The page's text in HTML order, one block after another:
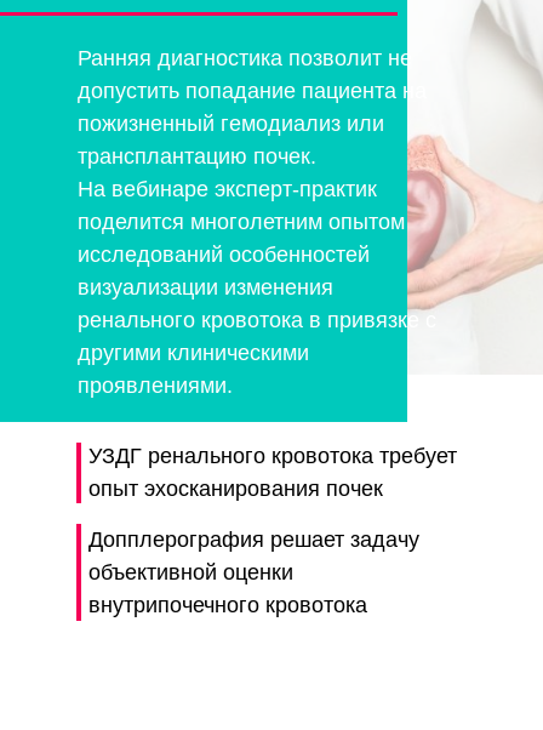
УЗДГ ренального кровотока требует
опыт эхосканирования почек
Ранняя диагностика позволит не
допустить попадание пациента на
пожизненный гемодиализ или
трансплантацию почек.
На вебинаре эксперт-практик
поделится многолетним опытом
исследований особенностей
визуализации изменения
ренального кровотока в привязке с
другими клиническими
проявлениями.
Допплерография решает задачу
объективной оценки
внутрипочечного кровотока